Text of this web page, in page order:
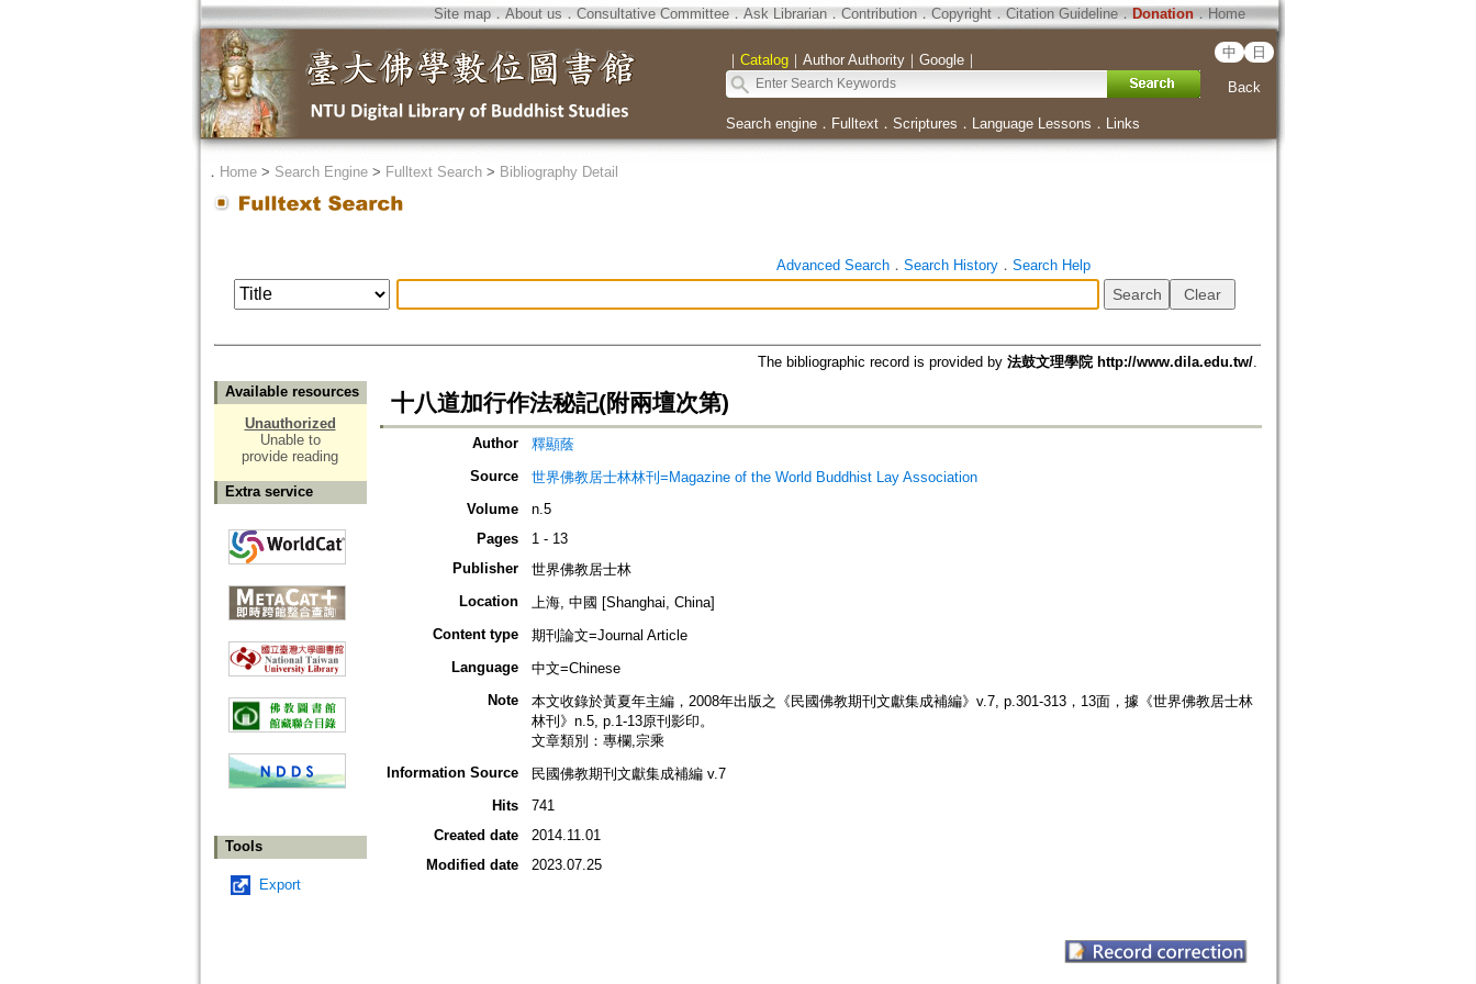
Site map．About us ． Consultative Committee． Ask Librarian． Contribution．Copyright．Citation Guideline． Donation．Home
｜ Catalog｜ Author Authority｜ Google｜ 中 日
Back
Search engine． Fulltext． Scriptures ． Language Lessons ． Links
． Home> Search Engine> Fulltext Search> Bibliography Detail
Advanced Search． Search History． Search Help
The bibliographic record is provided by 法鼓文理學院 http://www.dila.edu.tw/.
Available resources
Unauthorized
Unable to
provide reading
Extra service
Tools
Export
十八道加行作法秘記(附兩壇次第)
Author
釋顯蔭
Source
世界佛教居士林林刊=Magazine of the World Buddhist Lay Association
Volume
n.5
Pages
1 - 13
Publisher
世界佛教居士林
Location
上海, 中國 [Shanghai, China]
Content type
期刊論文=Journal Article
Language
中文=Chinese
Note
本文收錄於黃夏年主編，2008年出版之《民國佛教期刊文獻集成補編》v.7, p.301-313，13面，據《世界佛教居士林
林刊》n.5, p.1-13原刊影印。
文章類別：專欄,宗乘
Information Source
民國佛教期刊文獻集成補編 v.7
Hits
741
Created date
2014.11.01
Modified date
2023.07.25